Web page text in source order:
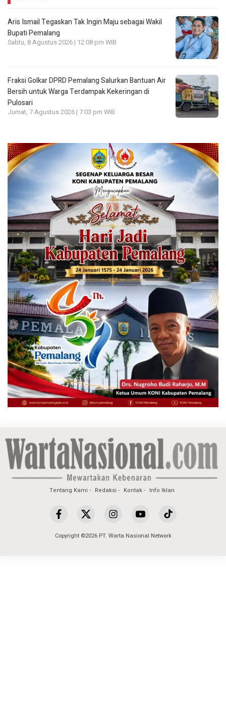
Aris Ismail Tegaskan Tak Ingin Maju sebagai Wakil
Bupati Pemalang
Sabtu, 8 Agustus 2026 | 12:08 pm WIB
Fraksi Golkar DPRD Pemalang Salurkan Bantuan Air
Bersih untuk Warga Terdampak Kekeringan di
Pulosari
Jumat, 7 Agustus 2026 | 7:03 pm WIB
Tentang Kami Redaksi Kontak Info Iklan
Copyright ©2026 PT. Warta Nasional Network